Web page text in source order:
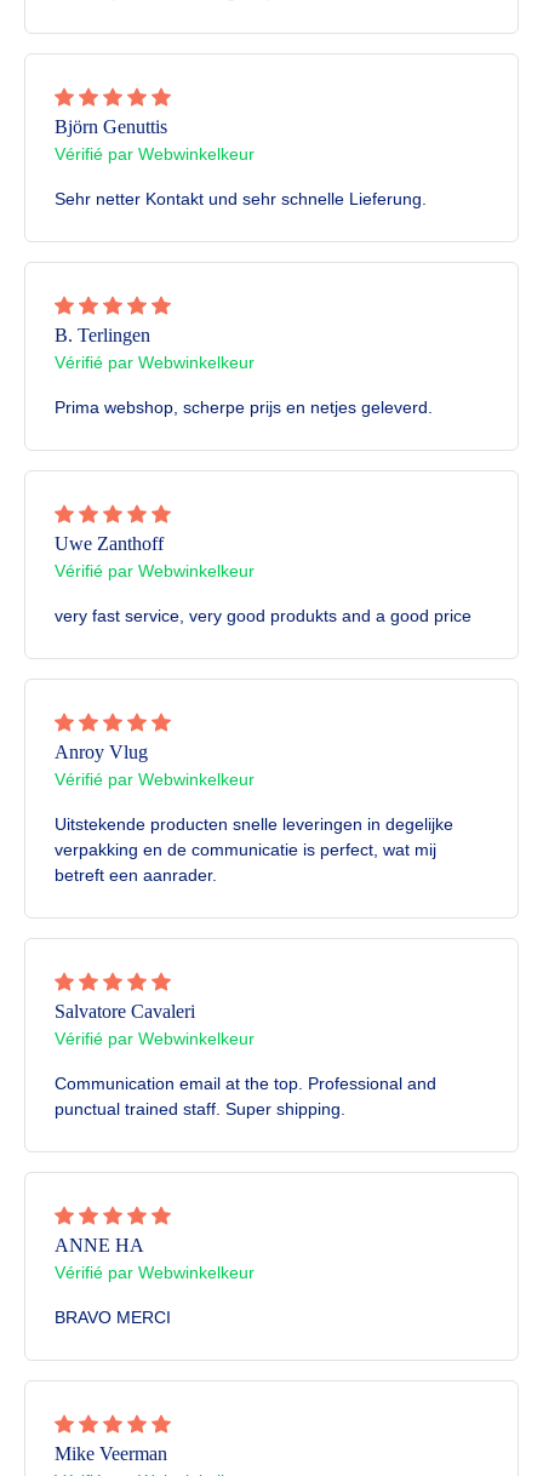
Björn Genuttis
Vérifié par Webwinkelkeur
Sehr netter Kontakt und sehr schnelle Lieferung.
B. Terlingen
Vérifié par Webwinkelkeur
Prima webshop, scherpe prijs en netjes geleverd.
Uwe Zanthoff
Vérifié par Webwinkelkeur
very fast service, very good produkts and a good price
Anroy Vlug
Vérifié par Webwinkelkeur
Uitstekende producten snelle leveringen in degelijke
verpakking en de communicatie is perfect, wat mij
betreft een aanrader.
Salvatore Cavaleri
Vérifié par Webwinkelkeur
Communication email at the top. Professional and
punctual trained staff. Super shipping.
ANNE HA
Vérifié par Webwinkelkeur
BRAVO MERCI
Mike Veerman